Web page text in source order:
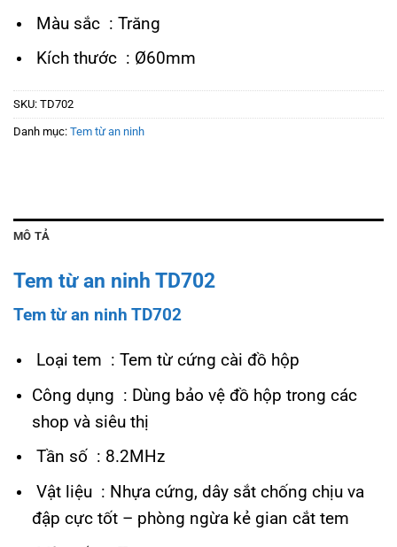
Màu sắc : Trăng
Kích thước : Ø60mm
SKU: TD702
Danh mục: Tem từ an ninh
MÔ TẢ
Tem từ an ninh TD702
Tem từ an ninh TD702
Loại tem : Tem từ cứng cài đồ hộp
Công dụng : Dùng bảo vệ đồ hộp trong các
shop và siêu thị
Tần số : 8.2MHz
Vật liệu : Nhựa cứng, dây sắt chống chịu va
đập cực tốt – phòng ngừa kẻ gian cắt tem